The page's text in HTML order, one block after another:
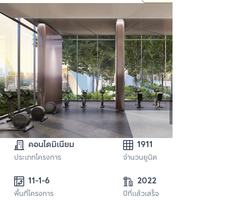
คอนโดมิเนียม
ประเภทโครงการ
1911
จำนวนยูนิต
11-1-6
พื้นที่โครงการ
2022
ปีที่แล้วเสร็จ